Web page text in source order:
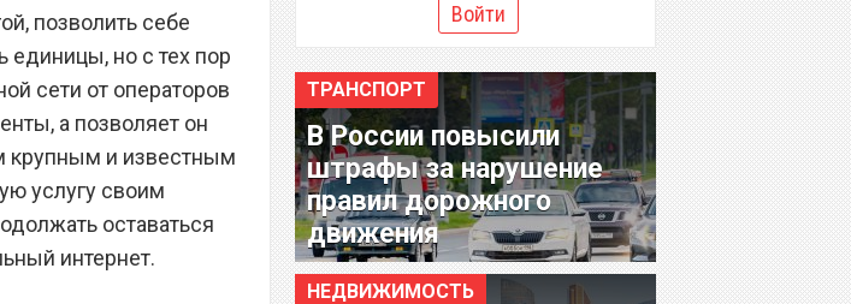
от
позволить себе
единицы, но с тех пор
сети от операторов
а позволяет он
крупным и известным
услугу своим
оставаться
интернет.
Войти
ТРАНСПОРТ
В России повысили
штрафы за нарушение
правил дорожного
движения
НЕДВИЖИМОСТЬ